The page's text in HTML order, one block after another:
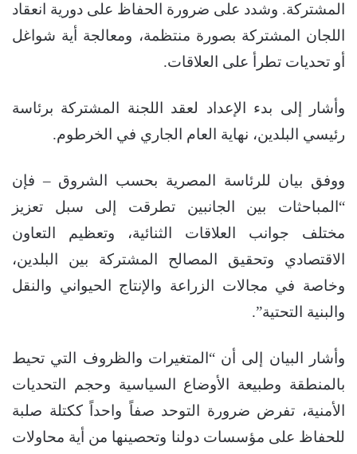
المشتركة. وشدد على ضرورة الحفاظ على دورية انعقاد
اللجان المشتركة بصورة منتظمة، ومعالجة أية شواغل
أو تحديات تطرأ على العلاقات.
وأشار إلى بدء الإعداد لعقد اللجنة المشتركة برئاسة
رئيسي البلدين، نهاية العام الجاري في الخرطوم.
ووفق بيان للرئاسة المصرية بحسب الشروق – فإن
“المباحثات بين الجانبين تطرقت إلى سبل تعزيز
مختلف جوانب العلاقات الثنائية، وتعظيم التعاون
الاقتصادي وتحقيق المصالح المشتركة بين البلدين،
وخاصة في مجالات الزراعة والإنتاج الحيواني والنقل
والبنية التحتية”.
وأشار البيان إلى أن “المتغيرات والظروف التي تحيط
بالمنطقة وطبيعة الأوضاع السياسية وحجم التحديات
الأمنية، تفرض ضرورة التوحد صفاً واحداً ككتلة صلبة
للحفاظ على مؤسسات دولنا وتحصينها من أية محاولات